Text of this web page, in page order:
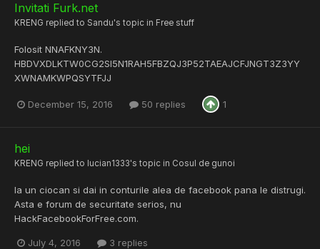
Invitati Furk.net
KRENG replied to Sandu's topic in Free stuff
Folosit NNAFKNY3N.
HBDVXDLKTW0CG2SI5N1RAH5FBZQJ3P52TAEAJCFJNGT3Z3YY
XWNAMKWPQSYTFJJ
December 15, 2016 50 replies 1
hei
KRENG replied to lucian1333's topic in Cosul de gunoi
Ia un ciocan si dai in conturile alea de facebook pana le distrugi.
Asta e forum de securitate serios, nu
HackFacebookForFree.com.
July 4, 2016 3 replies